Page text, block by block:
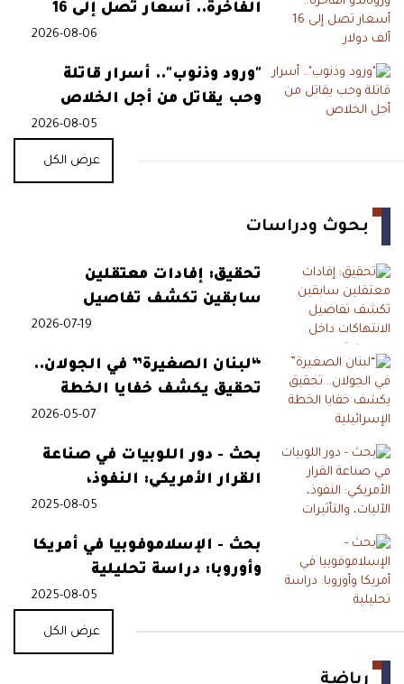
الفاخرة.. أسعار تصل إلى 16
2026-08-06
"ورود وذنوب".. أسرار قاتلة
وحب يقاتل من أجل الخلاص
2026-08-05
عرض الكل
بحوث ودراسات
تحقيق: إفادات معتقلين
سابقين تكشف تفاصيل
الانتهاكات داخل سجون قسد
2026-07-19
“لبنان الصغيرة” في الجولان..
تحقيق يكشف خفايا الخطة
2026-05-07
بحث - دور اللوبيات في صناعة
القرار الأمريكي: النفوذ،
2025-08-05
بحث - الإسلاموفوبيا في أمريكا
وأوروبا: دراسة تحليلية
2025-08-05
عرض الكل